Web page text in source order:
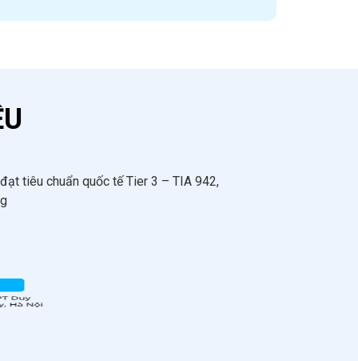
tiêu chuẩn quốc tế Tier 3 – TIA 942,